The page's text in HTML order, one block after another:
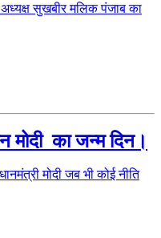
सुखबीर मलिक पंजाब का
मोदी का जन्म दिन।
मोदी जब भी कोई नीति